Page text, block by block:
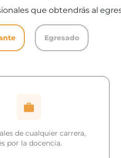
que obtendrás al
Egresado
de cualquier carrera,
por la docencia.